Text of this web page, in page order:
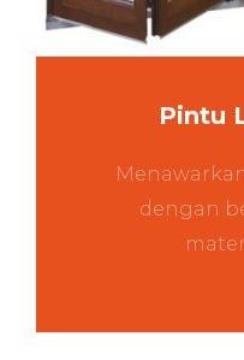
Pintu
dengan